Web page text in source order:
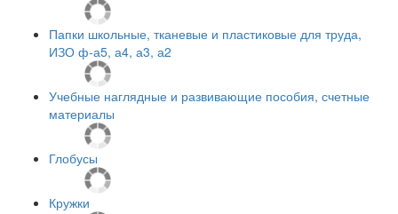
Папки школьные, тканевые и пластиковые для труда,
ИЗО ф-а5, а4, а3, а2
Учебные наглядные и развивающие пособия, счетные
материалы
Глобусы
Кружки